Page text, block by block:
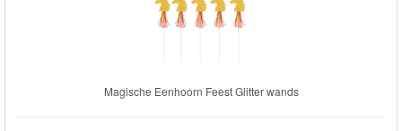
Magische Eenhoorn Feest Glitter wands